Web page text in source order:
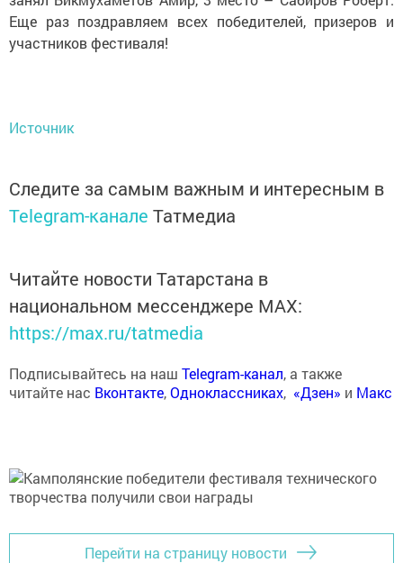
Еще раз поздравляем всех победителей, призеров и
участников фестиваля!
Источник
Следите за самым важным и интересным в
Telegram-канале Татмедиа
Читайте новости Татарстана в
национальном мессенджере MАХ:
https://max.ru/tatmedia
Подписывайтесь на наш Telegram-канал, а также
читайте нас Вконтакте,Одноклассниках, «Дзен» и Макс
Перейти на страницу новости